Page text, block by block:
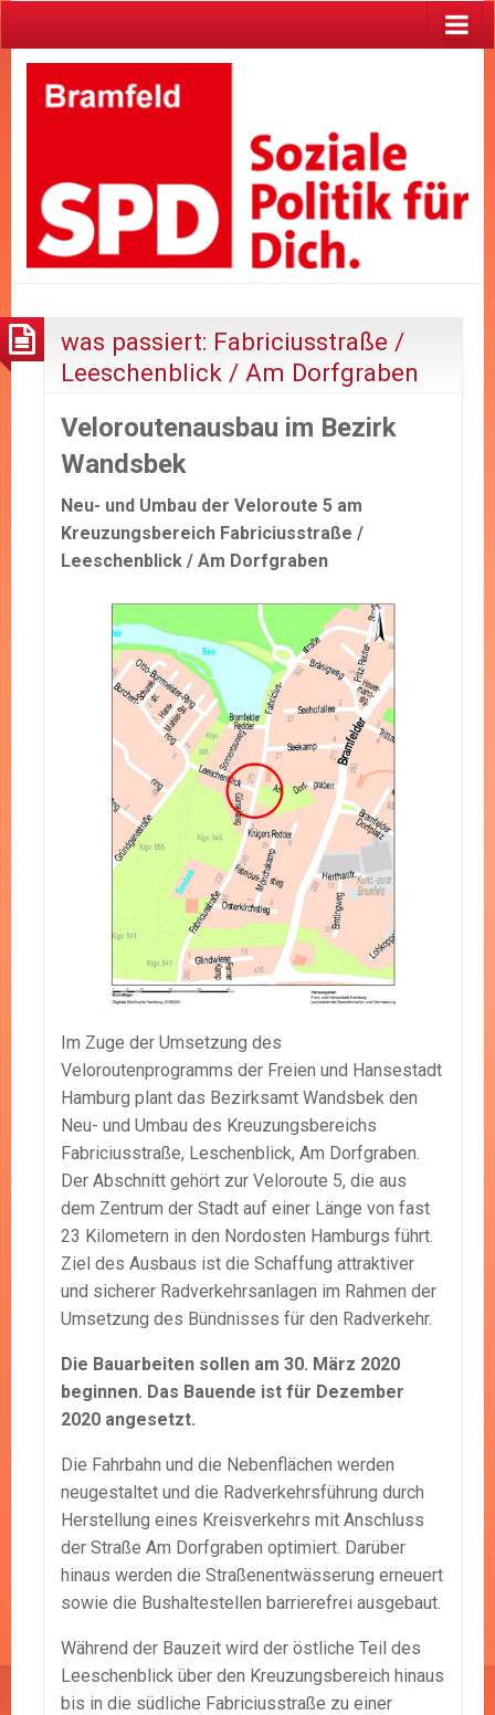
was passiert: Fabriciusstraße /
Leeschenblick / Am Dorfgraben
Veloroutenausbau im Bezirk
Wandsbek
Neu- und Umbau der Veloroute 5 am
Kreuzungsbereich Fabriciusstraße /
Leeschenblick / Am Dorfgraben
Im Zuge der Umsetzung des
Veloroutenprogramms der Freien und Hansestadt
Hamburg plant das Bezirksamt Wandsbek den
Neu- und Umbau des Kreuzungsbereichs
Fabriciusstraße, Leschenblick, Am Dorfgraben.
Der Abschnitt gehört zur Veloroute 5, die aus
dem Zentrum der Stadt auf einer Länge von fast
23 Kilometern in den Nordosten Hamburgs führt.
Ziel des Ausbaus ist die Schaffung attraktiver
und sicherer Radverkehrsanlagen im Rahmen der
Umsetzung des Bündnisses für den Radverkehr.
Die Bauarbeiten sollen am 30. März 2020
beginnen. Das Bauende ist für Dezember
2020 angesetzt.
Die Fahrbahn und die Nebenflächen werden
neugestaltet und die Radverkehrsführung durch
Herstellung eines Kreisverkehrs mit Anschluss
der Straße Am Dorfgraben optimiert. Darüber
hinaus werden die Straßenentwässerung erneuert
sowie die Bushaltestellen barrierefrei ausgebaut.
Während der Bauzeit wird der östliche Teil des
Leeschenblick über den Kreuzungsbereich hinaus
bis in die südliche Fabriciusstraße zu einer